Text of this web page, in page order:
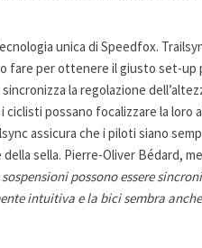
unica di Speedfox.
fare per ottenere il giusto set-up
la regolazione
possano focalizzare la loro
assicura che i piloti siano
sella. Pierre-Oliver Bédard,
possono essere
intuitiva e la bici sembra